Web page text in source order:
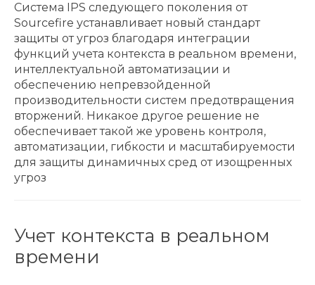
Система IPS следующего поколения от
Sourcefire устанавливает новый стандарт
защиты от угроз благодаря интеграции
функций учета контекста в реальном времени,
интеллектуальной автоматизации и
обеспечению непревзойденной
производительности систем предотвращения
вторжений. Никакое другое решение не
обеспечивает такой же уровень контроля,
автоматизации, гибкости и масштабируемости
для защиты динамичных сред от изощренных
угроз
Учет контекста в реальном
времени